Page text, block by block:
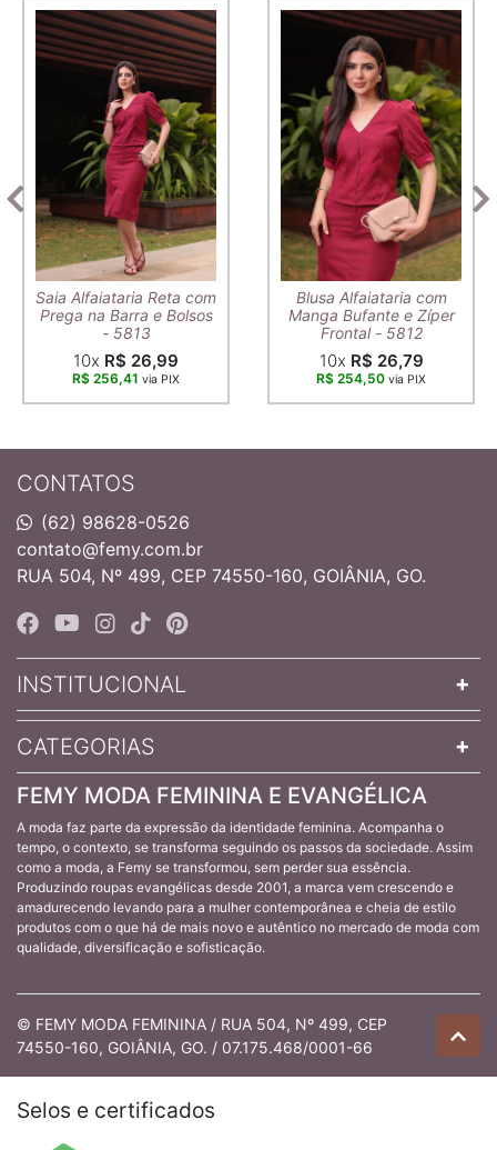
Saia Alfaiataria Reta com
Prega na Barra e Bolsos
- 5813
10x R$ 26,99
R$ 256,41 via PIX
Blusa Alfaiataria com
Manga Bufante e Zíper
Frontal - 5812
10x R$ 26,79
R$ 254,50 via PIX
CONTATOS
(62) 98628-0526
contato@femy.com.br
RUA 504, Nº 499, CEP 74550-160, GOIÂNIA, GO.
INSTITUCIONAL
CATEGORIAS
FEMY MODA FEMININA E EVANGÉLICA
A moda faz parte da expressão da identidade feminina. Acompanha o
tempo, o contexto, se transforma seguindo os passos da sociedade. Assim
como a moda, a Femy se transformou, sem perder sua essência.
Produzindo roupas evangélicas desde 2001, a marca vem crescendo e
amadurecendo levando para a mulher contemporânea e cheia de estilo
produtos com o que há de mais novo e autêntico no mercado de moda com
qualidade, diversificação e sofisticação.
© FEMY MODA FEMININA / RUA 504, Nº 499, CEP
74550-160, GOIÂNIA, GO. / 07.175.468/0001-66
Selos e certificados